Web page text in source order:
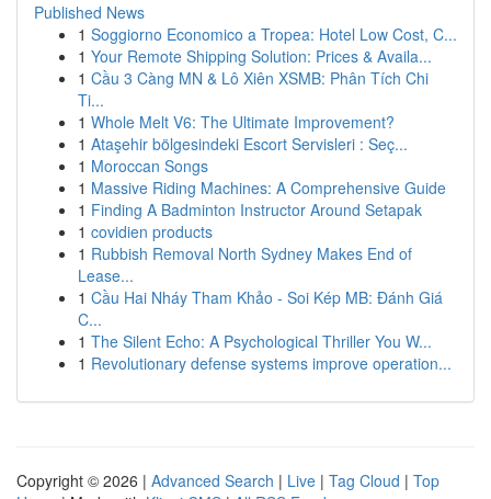
Published News
1 Soggiorno Economico a Tropea: Hotel Low Cost, C...
1 Your Remote Shipping Solution: Prices & Availa...
1 Cầu 3 Càng MN & Lô Xiên XSMB: Phân Tích Chi
Ti...
1 Whole Melt V6: The Ultimate Improvement?
1 Ataşehir bölgesindeki Escort Servisleri : Seç...
1 Moroccan Songs
1 Massive Riding Machines: A Comprehensive Guide
1 Finding A Badminton Instructor Around Setapak
1 covidien products
1 Rubbish Removal North Sydney Makes End of
Lease...
1 Cầu Hai Nháy Tham Khảo - Soi Kép MB: Đánh Giá
C...
1 The Silent Echo: A Psychological Thriller You W...
1 Revolutionary defense systems improve operation...
Copyright © 2026 | Advanced Search | Live | Tag Cloud | Top